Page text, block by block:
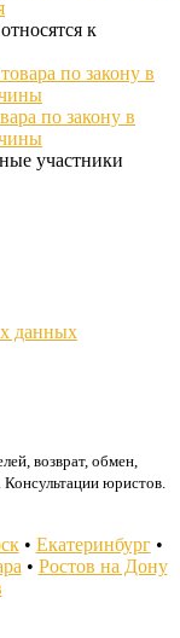
к
по закону в
участники
данных
возврат, обмен,
юристов.
• Екатеринбург•
• Ростов на Дону